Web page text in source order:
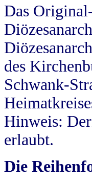
Das
des
Schwank-
Hinweis:
erlaubt.
Die